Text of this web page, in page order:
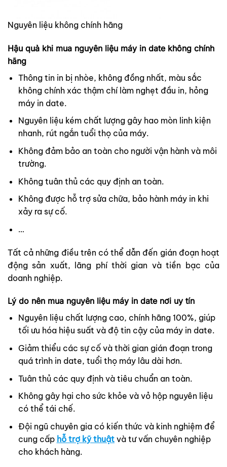
Nguyên liệu không chính hãng
Hậu quả khi mua nguyên liệu máy in date không chính
hãng
Thông tin in bị nhòe, không đồng nhất, màu sắc
không chính xác thậm chí làm nghẹt đầu in, hỏng
máy in date.
Nguyên liệu kém chất lượng gây hao mòn linh kiện
nhanh, rút ngắn tuổi thọ của máy.
Không đảm bảo an toàn cho người vận hành và môi
trường.
Không tuân thủ các quy định an toàn.
Không được hỗ trợ sửa chữa, bảo hànhmáy in khi
xảy ra sự cố.
…
Tất cả những điều trên có thể dẫn đến gián đoạn hoạt
động sản xuất, lãng phí thời gian và tiền bạc của
doanh nghiệp.
Lý do nên mua nguyên liệu máy in date nơi uy tín
Nguyên liệu chất lượng cao, chính hãng 100%, giúp
tối ưu hóa hiệu suất và độ tin cậy của máy in date.
Giảm thiểu các sự cố và thời gian gián đoạn trong
quá trình in date, tuổi thọ máy lâu dài hơn.
Tuân thủ các quy định và tiêu chuẩn an toàn.
Không gây hại cho sức khỏe và vỏ hộp nguyên liệu
có thể tái chế.
Đội ngũ chuyên gia có kiến thức và kinh nghiệm để
cung cấp hỗ trợ kỹ thuậtvà tư vấn chuyên nghiệp
cho khách hàng.